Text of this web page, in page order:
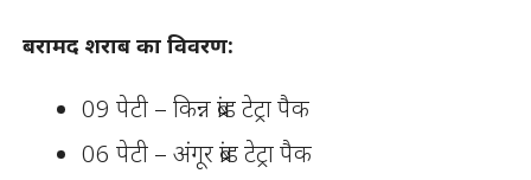
बरामद शराब का विवरण:
09 पेटी – किन्न ब्रांड टेट्रा पैक
06 पेटी – अंगूर ब्रांड टेट्रा पैक